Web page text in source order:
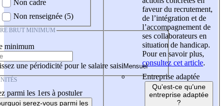
Non cadre
Non renseignée (5)
BRUT MINIMUM
minimum
une périodicité pour le salaire saisi
parmi les 1ers à postuler
serez-vous parmi les
faveur du recrutement,
de l’intégration et de
l’accompagnement de
ses collaborateurs en
situation de handicap.
Pour en savoir plus,
consultez cet article.
Entreprise adaptée
Qu'est-ce qu'une
entreprise adaptée
?